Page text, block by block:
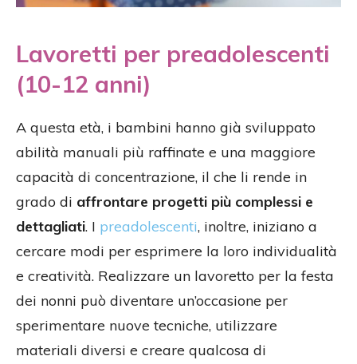
Lavoretti per preadolescenti
(10-12 anni)
A questa età, i bambini hanno già sviluppato
abilità manuali più raffinate e una maggiore
capacità di concentrazione, il che li rende in
grado di affrontare progetti più complessi e
dettagliati. I preadolescenti, inoltre, iniziano a
cercare modi per esprimere la loro individualità
e creatività. Realizzare un lavoretto per la festa
dei nonni può diventare un’occasione per
sperimentare nuove tecniche, utilizzare
materiali diversi e creare qualcosa di